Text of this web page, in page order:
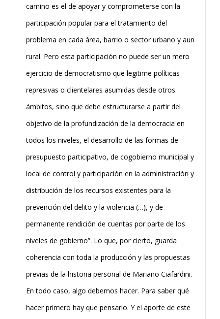
camino es el de apoyar y comprometerse con la
participación popular para el tratamiento del
problema en cada área, barrio o sector urbano y aun
rural. Pero esta participación no puede ser un mero
ejercicio de democratismo que legitime políticas
represi­vas o clientelares asumidas desde otros
ámbitos, sino que debe estructurarse a partir del
objetivo de la profundización de la democracia en
todos los niveles, el desarrollo de las formas de
presupuesto participativo, de cogobierno muni­cipal y
local de control y participación en la administración y
distribución de los recursos existentes para la
prevención del delito y la violencia (…), y de
permanente rendición de cuentas por parte de los
niveles de gobierno”. Lo que, por cierto, guarda
coherencia con toda la producción y las propuestas
previas de la historia personal de Mariano Ciafardini.
En todo caso, algo debemos hacer. Para saber qué
hacer primero hay que pensarlo. Y el aporte de este